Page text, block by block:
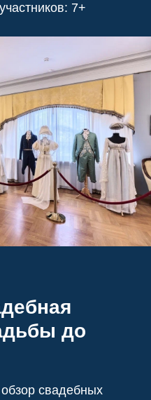
7+
до
свадебных